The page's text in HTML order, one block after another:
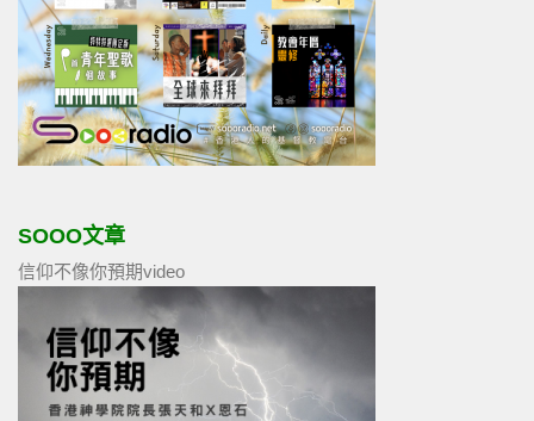
SOOO文章
信仰不像你預期video